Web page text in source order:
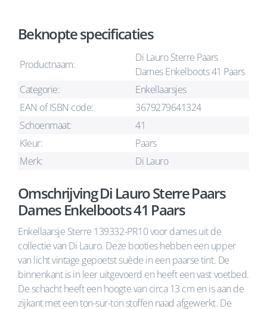
Beknopte specificaties
Productnaam:
Di Lauro Sterre Paars
Dames Enkelboots 41 Paars
Categorie:
Enkellaarsjes
EAN of ISBN code:
3679279641324
Schoenmaat:
41
Kleur:
Paars
Merk:
Di Lauro
Omschrijving Di Lauro Sterre Paars
Dames Enkelboots 41 Paars
Enkellaarsje Sterre 139332-PR10 voor dames uit de
collectie van Di Lauro. Deze booties hebben een upper
van licht vintage gepoetst suède in een paarse tint. De
binnenkant is in leer uitgevoerd en heeft een vast voetbed.
De schacht heeft een hoogte van circa 13 cm en is aan de
zijkant met een ton-sur-ton stoffen naad afgewerkt. De